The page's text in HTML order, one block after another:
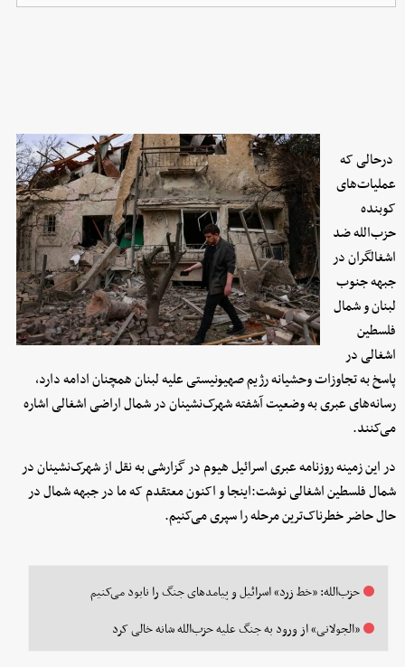
درحالی که
عملیات‌های
کوبنده
حزب‌الله ضد
اشغالگران در
جبهه جنوب
لبنان و شمال
فلسطین
اشغالی در
پاسخ به تجاوزات وحشیانه رژیم صهیونیستی علیه لبنان همچنان ادامه دارد،
رسانه‌های عبری به وضعیت آشفته شهرک‌نشینان در شمال اراضی اشغالی اشاره
می‌کنند.
در این زمینه روزنامه عبری اسرائیل هیوم در گزارشی به نقل از شهرک‌نشینان در
شمال فلسطین اشغالی نوشت:اینجا و اکنون معتقدم که ما در جبهه شمال در
حال حاضر خطرناک‌ترین مرحله را سپری می‌کنیم.
حزب‌الله: «خط زرد» اسرائیل و پیامدهای جنگ را نابود می‌کنیم
«الجولانی» از ورود به جنگ علیه حزب‌الله شانه خالی کرد